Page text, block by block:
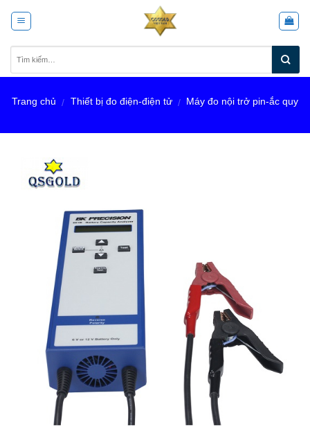
Trang chủ / Thiết bị đo điện-điện tử / Máy đo nội trở pin-ắc quy